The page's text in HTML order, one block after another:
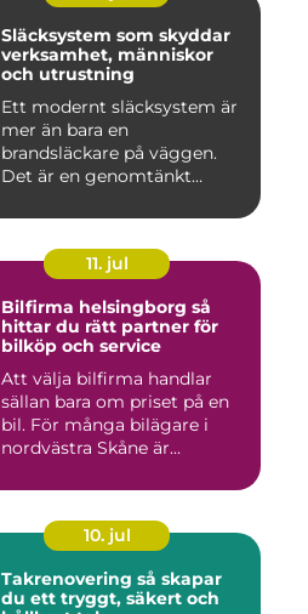
Släcksystem som skyddar
verksamhet, människor
och utrustning
Ett modernt släcksystem är
mer än bara en
brandsläckare på väggen.
Det är en genomtänkt
11. jul
Bilfirma helsingborg så
hittar du rätt partner för
bilköp och service
Att välja bilfirma handlar
sällan bara om priset på en
bil. För många bilägare i
nordvästra Skåne är...
10. jul
Takrenovering så skapar
du ett tryggt, säkert och